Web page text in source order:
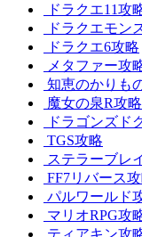
ドラクエ11攻
ドラクエモン
ドラクエ6攻略
メタファー攻
知恵のかりも
魔女の泉R攻略
ドラゴンズド
TGS攻略
ステラーブレ
FF7リバース
パルワールド
マリオRPG攻
ティアキン攻